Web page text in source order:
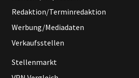
Redaktion/Terminredaktion
Werbung/Mediadaten
Verkaufsstellen
Stellenmarkt